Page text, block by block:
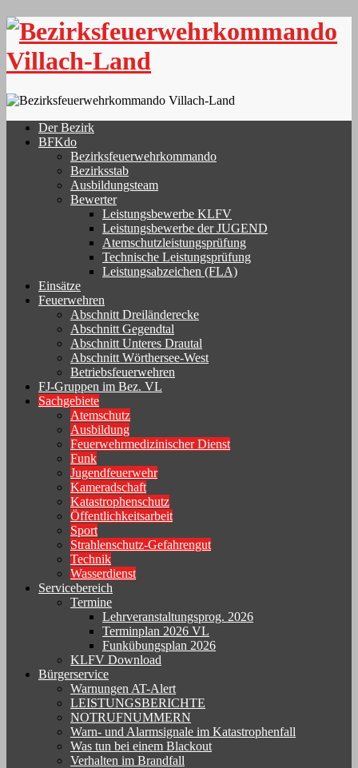
Skip
content
Der Bezirk
BFKdo
Bezirksfeuerwehrkommando
Bezirksstab
Ausbildungsteam
Bewerter
Leistungsbewerbe KLFV
Leistungsbewerbe der JUGEND
Atemschutzleistungsprüfung
Technische Leistungsprüfung
Leistungsabzeichen (FLA)
Einsätze
Feuerwehren
Abschnitt Dreiländerecke
Abschnitt Gegendtal
Abschnitt Unteres Drautal
Abschnitt Wörthersee-West
Betriebsfeuerwehren
FJ-Gruppen im Bez. VL
Sachgebiete
Atemschutz
Ausbildung
Feuerwehrmedizinischer Dienst
Funk
Jugendfeuerwehr
Kameradschaft
Katastrophenschutz
Öffentlichkeitsarbeit
Sport
Strahlenschutz-Gefahrengut
Technik
Wasserdienst
Servicebereich
Termine
Lehrveranstaltungsprog. 2026
Terminplan 2026 VL
Funkübungsplan 2026
KLFV Download
Bürgerservice
Warnungen AT-Alert
LEISTUNGSBERICHTE
NOTRUFNUMMERN
Warn- und Alarmsignale im Katastrophenfall
Was tun bei einem Blackout
Verhalten im Brandfall